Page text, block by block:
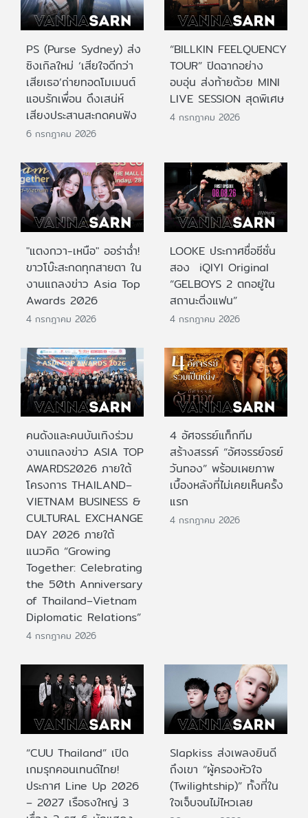
PS (Purse Sydney) ส่ง
ซิงเกิลใหม่ ‘เสียใจดีกว่า
เสียเธอ’ถ่ายทอดโมเมนต์
แอบรักเพื่อน ดึงเสน่ห์
เสียงประสานสะกดคนฟัง
6 กรกฎาคม 2026
“BILLKIN FEELQUENCY
TOUR” ปิดฉากอย่าง
อบอุ่น ส่งท้ายด้วย MINI
LIVE SESSION สุดพิเศษ
4 กรกฎาคม 2026
"แตงกวา-เหนือ" ออร่าฉ่ำ!
ขาวโบ๊ะสะกดทุกสายตา ใน
งานแถลงข่าว Asia Top
Awards 2026
4 กรกฎาคม 2026
LOOKE ประกาศชื่อซีซั่น
สอง iQIYI Original
“GELBOYS 2 ตกอยู่ใน
สถานะติ่งแฟน”
4 กรกฎาคม 2026
คนดังและคนบันเทิงร่วม
งานแถลงข่าว ASIA TOP
AWARDS2026 ภายใต้
โครงการ THAILAND–
VIETNAM BUSINESS &
CULTURAL EXCHANGE
DAY 2026 ภายใต้
แนวคิด “Growing
Together: Celebrating
the 50th Anniversary
of Thailand–Vietnam
Diplomatic Relations”
4 กรกฎาคม 2026
4 อัศจรรย์แท็กทีม
สร้างสรรค์ “อัศจรรย์จรย์
วันทอง” พร้อมเผยภาพ
เบื้องหลังที่ไม่เคยเห็นครั้ง
แรก
4 กรกฎาคม 2026
“CUU Thailand” เปิด
เกมรุกคอนเทนต์ไทย!
ประกาศ Line Up 2026
– 2027 เรือธงใหญ่ 3
Slapkiss ส่งเพลงยินดี
ถึงเขา “ผู้ครองหัวใจ
(Twilightship)” ทั้งที่ใน
ใจเจ็บจนไม่ไหวเลย